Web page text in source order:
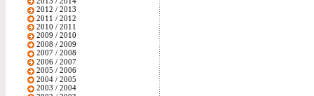
2012 / 2013
2011 / 2012
2010 / 2011
2009 / 2010
2008 / 2009
2007 / 2008
2006 / 2007
2005 / 2006
2004 / 2005
2003 / 2004